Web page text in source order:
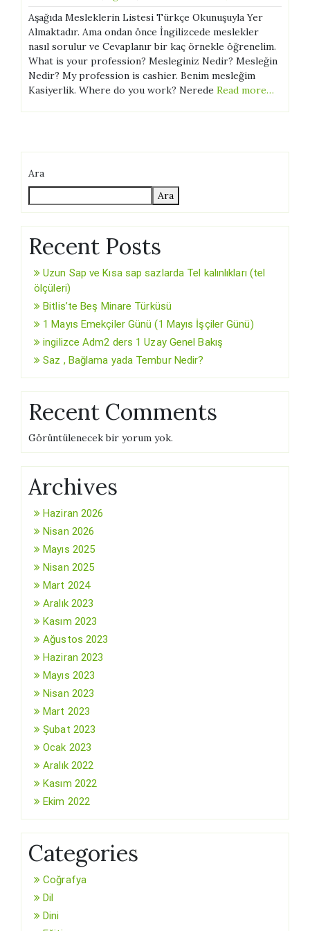
Aşağıda Mesleklerin Listesi Türkçe Okunuşuyla Yer
Almaktadır. Ama ondan önce İngilizcede meslekler
nasıl sorulur ve Cevaplanır bir kaç örnekle öğrenelim.
What is your profession? Mesleginiz Nedir? Mesleğin
Nedir? My profession is cashier. Benim mesleğim
Kasiyerlik. Where do you work? Nerede Read more…
Ara
Ara
Recent Posts
Uzun Sap ve Kısa sap sazlarda Tel kalınlıkları (tel
ölçüleri)
Bitlis’te Beş Minare Türküsü
1 Mayıs Emekçiler Günü (1 Mayıs İşçiler Günü)
ingilizce Adm2 ders 1 Uzay Genel Bakış
Saz , Bağlama yada Tembur Nedir?
Recent Comments
Görüntülenecek bir yorum yok.
Archives
Haziran 2026
Nisan 2026
Mayıs 2025
Nisan 2025
Mart 2024
Aralık 2023
Kasım 2023
Ağustos 2023
Haziran 2023
Mayıs 2023
Nisan 2023
Mart 2023
Şubat 2023
Ocak 2023
Aralık 2022
Kasım 2022
Ekim 2022
Categories
Coğrafya
Dil
Dini